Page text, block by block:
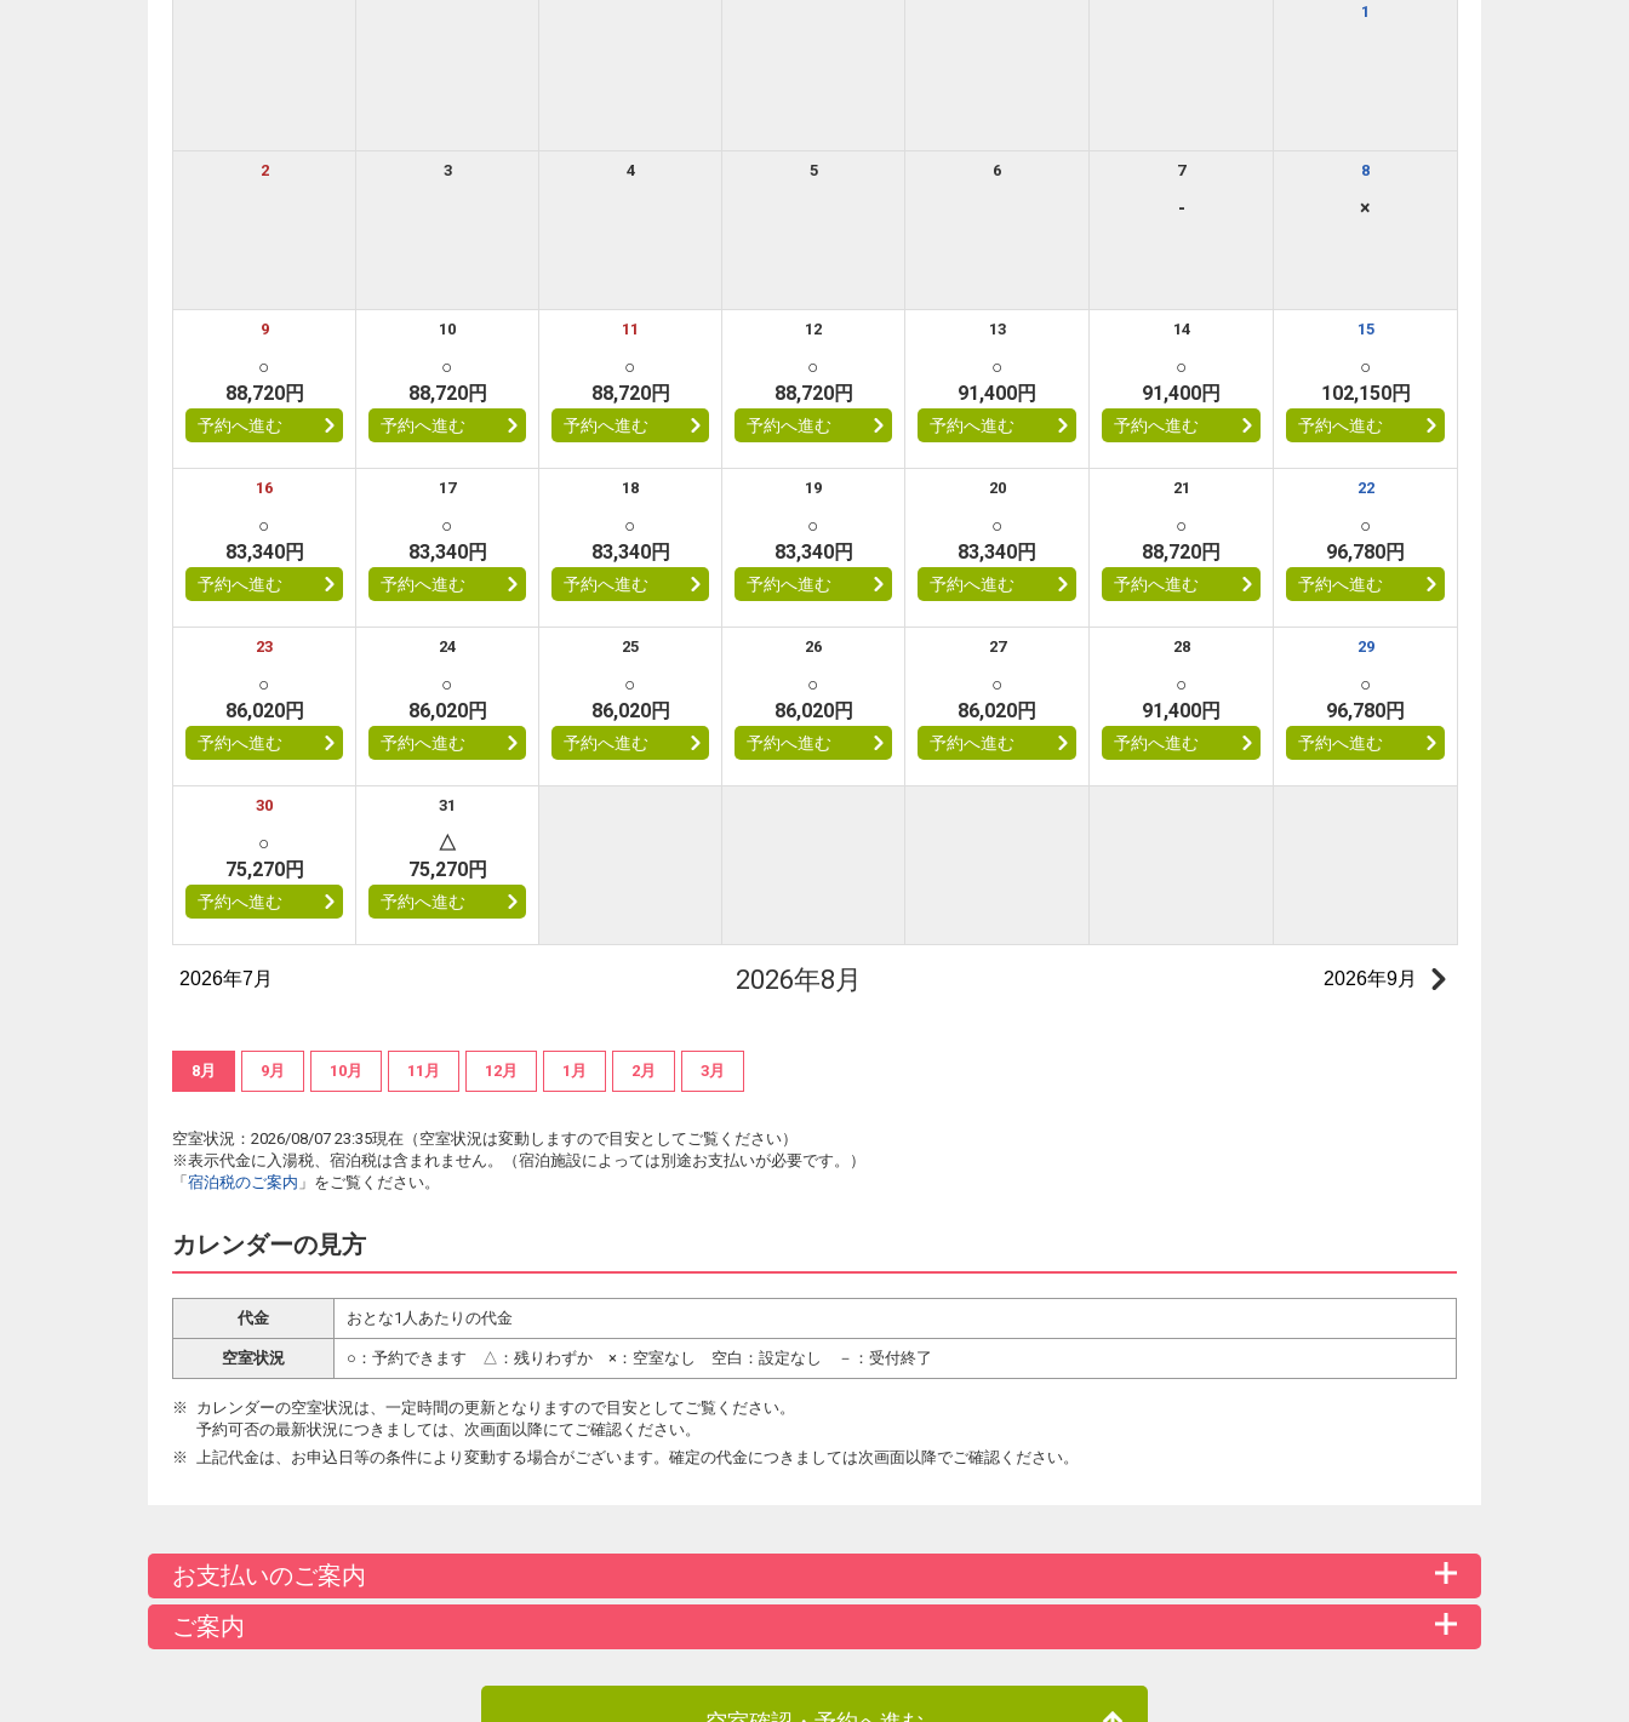
1
2 3 4 5 6 7
-
8
×
9
○
88,720円
予約へ進む
10
○
88,720円
予約へ進む
11
○
88,720円
予約へ進む
12
○
88,720円
予約へ進む
13
○
91,400円
予約へ進む
14
○
91,400円
予約へ進む
15
○
102,150円
予約へ進む
16
○
83,340円
予約へ進む
17
○
83,340円
予約へ進む
18
○
83,340円
予約へ進む
19
○
83,340円
予約へ進む
20
○
83,340円
予約へ進む
21
○
88,720円
予約へ進む
22
○
96,780円
予約へ進む
23
○
86,020円
予約へ進む
24
○
86,020円
予約へ進む
25
○
86,020円
予約へ進む
26
○
86,020円
予約へ進む
27
○
86,020円
予約へ進む
28
○
91,400円
予約へ進む
29
○
96,780円
予約へ進む
30
○
75,270円
予約へ進む
31
△
75,270円
予約へ進む
2026年7月 2026年8月 2026年9月
8月 9月 10月 11月 12月 1月 2月 3月
空室状況：2026/08/07 23:35現在（空室状況は変動しますので目安としてご覧ください）
※表示代金に入湯税、宿泊税は含まれません。（宿泊施設によっては別途お支払いが必要です。）
「 宿泊税のご案内 」をご覧ください。
カレンダーの見方
代金 おとな1人あたりの代金
空室状況 ○：予約できます △：残りわずか ×：空室なし 空白：設定なし －：受付終了
カレンダーの空室状況は、一定時間の更新となりますので目安としてご覧ください。
予約可否の最新状況につきましては、次画面以降にてご確認ください。
上記代金は、お申込日等の条件により変動する場合がございます。確定の代金につきましては次画面以降でご確認ください。
お支払いのご案内
ご案内